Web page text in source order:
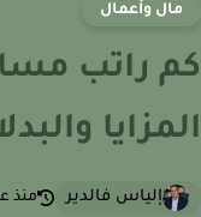
وأعمال
راتب
والبدلات
إلياس فالدير منذ عام